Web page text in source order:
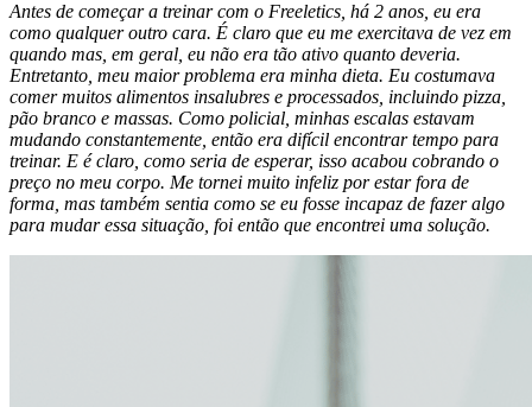
Antes de começar a treinar com o Freeletics, há 2 anos, eu era
como qualquer outro cara. É claro que eu me exercitava de vez em
quando mas, em geral, eu não era tão ativo quanto deveria.
Entretanto, meu maior problema era minha dieta. Eu costumava
comer muitos alimentos insalubres e processados, incluindo pizza,
pão branco e massas. Como policial, minhas escalas estavam
mudando constantemente, então era difícil encontrar tempo para
treinar. E é claro, como seria de esperar, isso acabou cobrando o
preço no meu corpo. Me tornei muito infeliz por estar fora de
forma, mas também sentia como se eu fosse incapaz de fazer algo
para mudar essa situação, foi então que encontrei uma solução.